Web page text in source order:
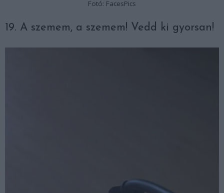
Fotó: FacesPics
19. A szemem, a szemem! Vedd ki gyorsan!